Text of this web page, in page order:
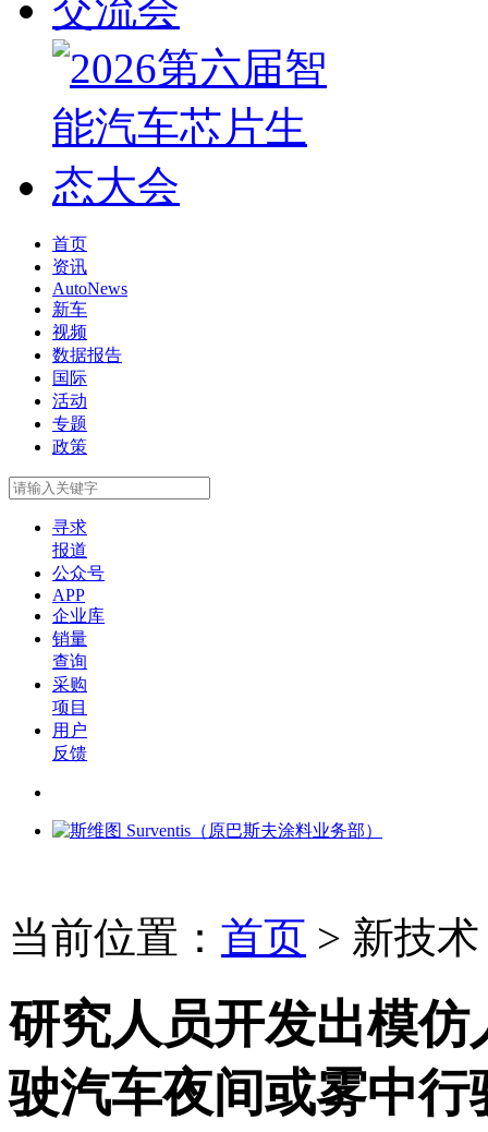
首页
资讯
AutoNews
新车
视频
数据报告
国际
活动
专题
政策
寻求
报道
公众号
APP
企业库
销量
查询
采购
项目
用户
反馈
当前位置： 首页 > 新技术
研究人员开发出模
驶汽车夜间或雾中行